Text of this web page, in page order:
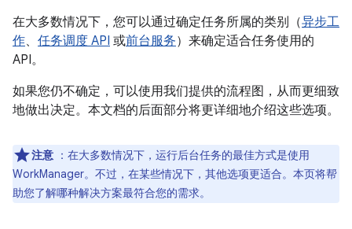
在大多数情况下，您可以通过确定任务所属的类别（异步工
作、 任务调度 API 或前台服务）来确定适合任务使用的
API。
如果您仍不确定，可以使用我们提供的流程图，从而更细致
地做出决定。本文档的后面部分将更详细地介绍这些选项。
注意 ：在大多数情况下，运行后台任务的最佳方式是使用
WorkManager。不过，在某些情况下，其他选项更适合。本页将帮
助您了解哪种解决方案最符合您的需求。